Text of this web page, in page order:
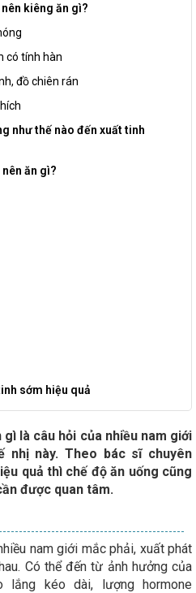
kiêng ăn gì?
có tính hàn
đồ chiên rán
như thế nào đến xuất tinh
ăn gì?
sớm hiệu quả
là câu hỏi của nhiều nam giới
nhị này. Theo bác sĩ chuyên
quả thì chế độ ăn uống cũng
được quan tâm.
nam giới mắc phải, xuất phát
Có thể đến từ ảnh hưởng của
kéo dài, lượng hormone